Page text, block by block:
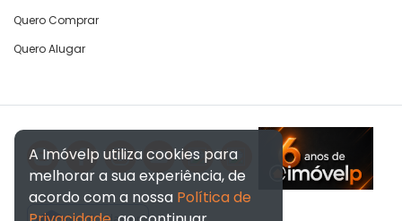
Quero Comprar
Quero Alugar
A Imóvelp utiliza cookies para
melhorar a sua experiência, de
acordo com a nossa Política de